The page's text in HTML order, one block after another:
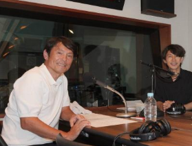
続く「人生の最後に流したい私のエン
ーでは、来場者が選んだ“人生の最後に
る思い出を紹介。音楽を通してこれま
がら、これからの“自分らしい生き方”
した。田村は、人生の最後に流したい
で流す曲は決めている。しかも自分の
て、毎日ギターの弾き語りを書斎で練
しているんです。娘たちにも聴こえ